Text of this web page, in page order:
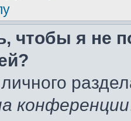
чтобы я не
конференции